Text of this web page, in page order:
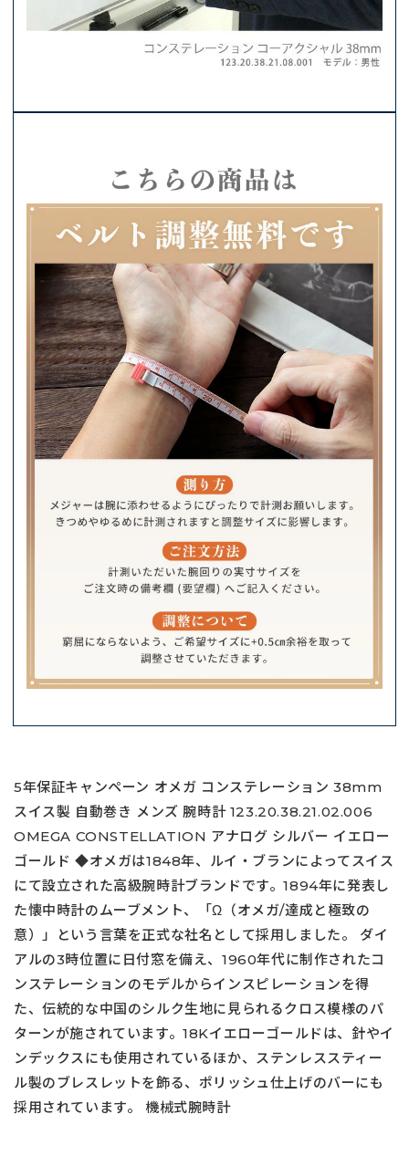
5年保証キャンペーン オメガ コンステレーション 38mm
スイス製 自動巻き メンズ 腕時計 123.20.38.21.02.006
OMEGA CONSTELLATION アナログ シルバー イエロー
ゴールド ◆オメガは1848年、ルイ・ブランによってスイス
にて設立された高級腕時計ブランドです。1894年に発表し
た懐中時計のムーブメント、「Ω（オメガ/達成と極致の
意）」という言葉を正式な社名として採用しました。 ダイ
アルの3時位置に日付窓を備え、1960年代に制作されたコ
ンステレーションのモデルからインスピレーションを得
た、伝統的な中国のシルク生地に見られるクロス模様のパ
ターンが施されています。18Kイエローゴールドは、針やイ
ンデックスにも使用されているほか、ステンレススティー
ル製のブレスレットを飾る、ポリッシュ仕上げのバーにも
採用されています。 機械式腕時計